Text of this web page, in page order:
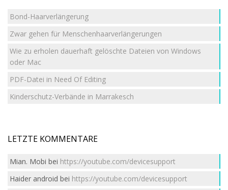
Bond-Haarverlängerung
Zwar gehen für Menschenhaarverlängerungen
Wie zu erholen dauerhaft gelöschte Dateien von Windows
oder Mac
PDF-Datei in Need Of Editing
Kinderschutz-Verbände in Marrakesch
LETZTE KOMMENTARE
Mian. Mobi bei https://youtube.com/devicesupport
Haider android bei https://youtube.com/devicesupport